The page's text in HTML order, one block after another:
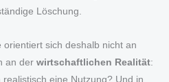
Löschung.
sich deshalb nicht an
an der wirtschaftlichen Realität:
eine Nutzung? Und in